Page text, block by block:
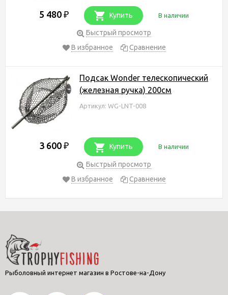
5 480 ₽ Купить В наличии
Быстрый просмотр
В избранное
Сравнение
Подсак Wonder телескопический
(железная ручка) 200см
Артикул: WG-LNT-008
3 600 ₽ Купить В наличии
Быстрый просмотр
В избранное
Сравнение
Рыболовный интернет магазин в Ростове-на-Дону